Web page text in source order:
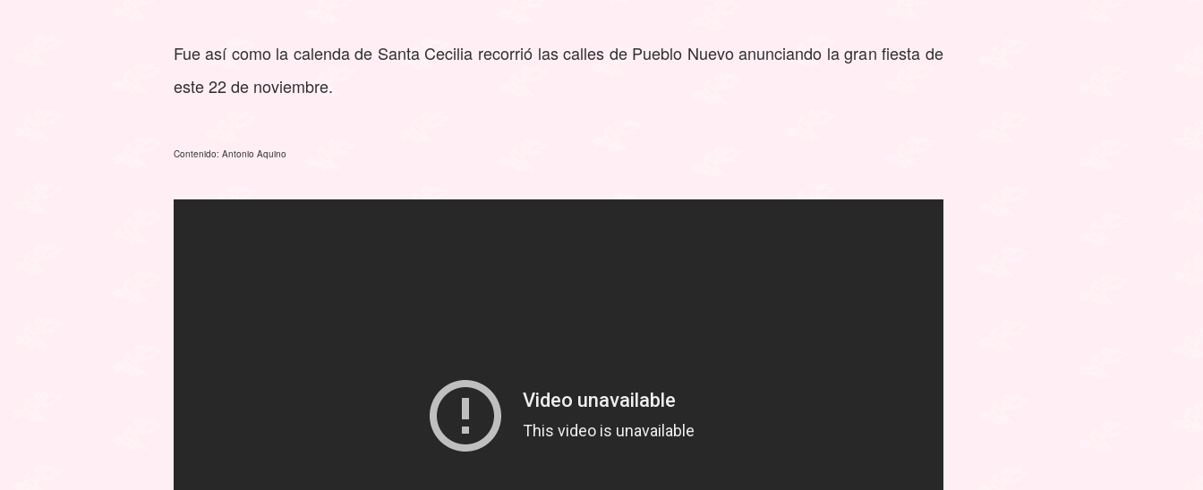
Fue así como la calenda de Santa Cecilia recorrió las calles de Pueblo Nuevo anunciando la gran fiesta de
este 22 de noviembre.
Contenido: Antonio Aquino